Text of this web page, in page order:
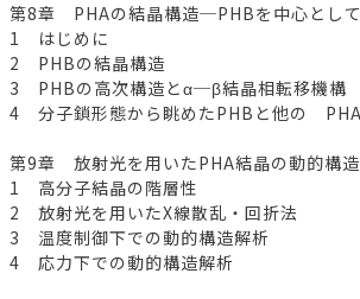
第8章 PHAの結晶構造─PHBを中心とし
1 はじめに
2 PHBの結晶構造
3 PHBの高次構造とα─β結晶相転移機構
4 分子鎖形態から眺めたPHBと他の PHA
第9章 放射光を用いたPHA結晶の動的構
1 高分子結晶の階層性
2 放射光を用いたX線散乱・回折法
3 温度制御下での動的構造解析
4 応力下での動的構造解析